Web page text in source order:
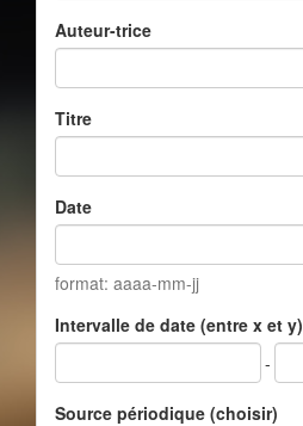
Auteur-trice
Titre
Date
format: aaaa-mm-jj
Intervalle de date (entre x et y)
-
Source périodique (choisir)